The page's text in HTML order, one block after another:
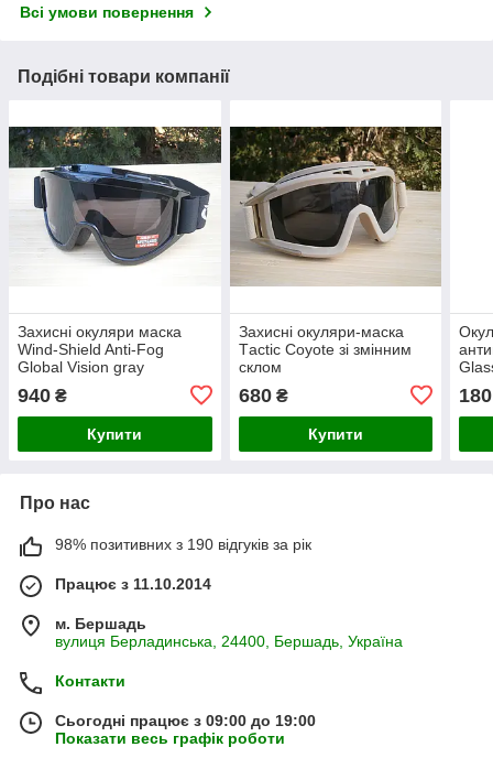
Всі умови повернення
Подібні товари компанії
Захисні окуляри маска
Wind-Shield Anti-Fog
Global Vision gray
940 ₴
Купити
Захисні окуляри-маска
Тactic Coyote зі змінним
склом
680₴
Купити
180
Про нас
98% позитивних з 190 відгуків за рік
Працює з 11.10.2014
м. Бершадь
вулиця Берладинська, 24400, Бершадь, Україна
Контакти
Сьогодні працює з 09:00 до 19:00
Показати весь графік роботи